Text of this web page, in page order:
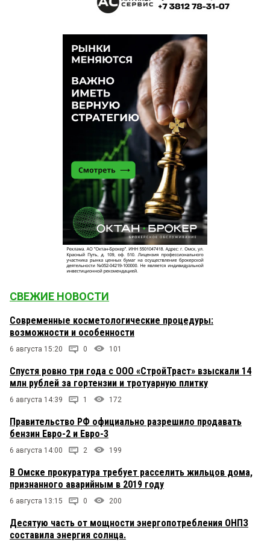
СВЕЖИЕ НОВОСТИ
Современные косметологические процедуры:
возможности и особенности
6 августа 15:20 0 101
Спустя ровно три года с ООО «СтройТраст» взыскали 14
млн рублей за гортензии и тротуарную плитку
6 августа 14:39 1 172
Правительство РФ официально разрешило продавать
бензин Евро-2 и Евро-3
6 августа 14:00 2 199
В Омске прокуратура требует расселить жильцов дома,
признанного аварийным в 2019 году
6 августа 13:15 0 200
Десятую часть от мощности энергопотребления ОНПЗ
составила энергия солнца.